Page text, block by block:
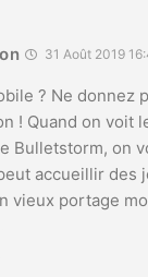
31 Août 2019
? Ne donnez
! Quand on voit
Bulletstorm, on
accueillir des
vieux portage